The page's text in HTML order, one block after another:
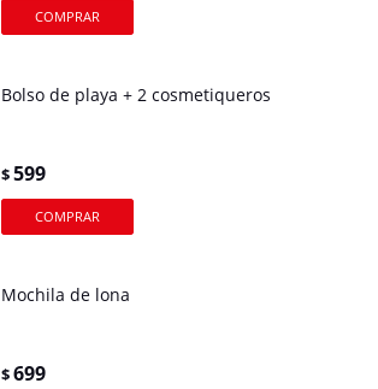
Bolso de playa + 2 cosmetiqueros
$599
Mochila de lona
$699